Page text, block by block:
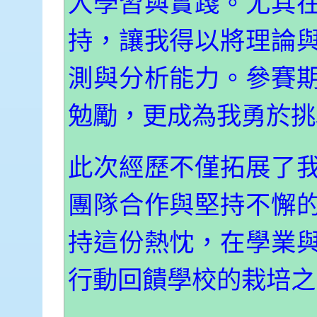
持，讓我得以將理論
測與分析能力。參賽
勉勵，更成為我勇於
此次經歷不僅拓展了
團隊合作與堅持不懈
持這份熱忱，在學業
行動回饋學校的栽培